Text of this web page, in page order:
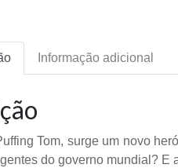
Informação adicional
Tom, surge um novo
do governo mundial? E